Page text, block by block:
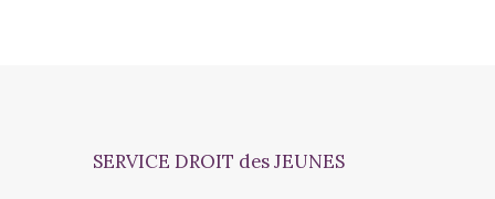
SERVICE DROIT des JEUNES